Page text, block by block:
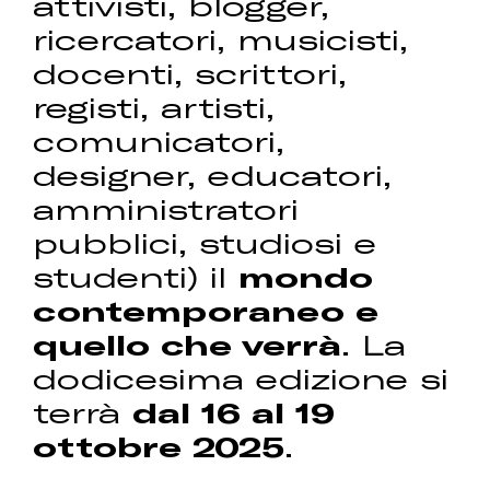
ricercatori, musicisti,
docenti, scrittori,
registi, artisti,
comunicatori,
designer, educatori,
amministratori
pubblici, studiosi e
studenti) il mondo
contemporaneo e
quello che verrà. La
dodicesima edizione si
terrà dal 16 al 19
ottobre 2025.